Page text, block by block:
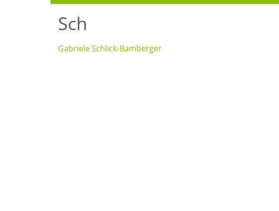
Sch
Gabriele Schlick-Bamberger